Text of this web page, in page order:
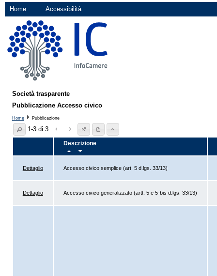
Home Accessibilità
Società trasparente
Pubblicazione Accesso civico
Home Pubblicazione
1-3 di 3
Descrizione
Dettaglio Accesso civico semplice (art. 5 d.lgs. 33/13)
Dettaglio Accesso civico generalizzato (artt. 5 e 5-bis d.lgs. 33/13)